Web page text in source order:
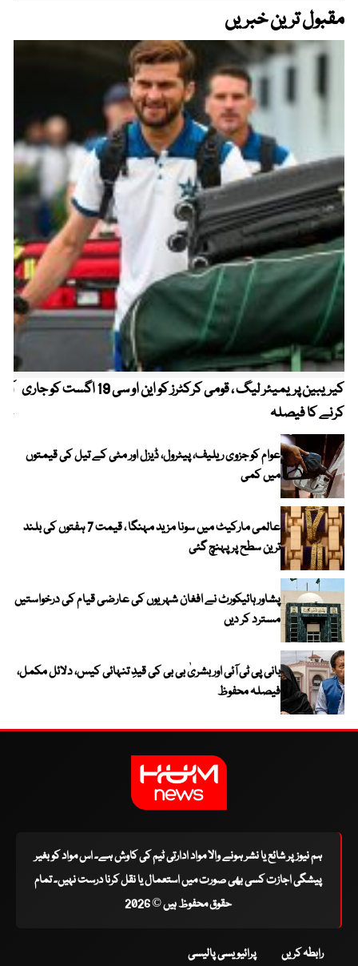
مقبول ترین خبریں
کیریبین پریمیئر لیگ ، قومی کرکٹرز کو این او سی 19 اگست کو جاری
کرنے کا فیصلہ
عوام کو جزوی ریلیف، پیٹرول، ڈیزل اور مٹی کے تیل کی قیمتوں
میں کمی
عالمی مارکیٹ میں سونا مزید مہنگا ، قیمت 7 ہفتوں کی بلند
ترین سطح پر پہنچ گئی
پشاور ہائیکورٹ نے افغان شہریوں کی عارضی قیام کی درخواستیں
مسترد کر دیں
بانی پی ٹی آئی اور بشریٰ بی بی کی قیدِ تنہائی کیس، دلائل مکمل،
فیصلہ محفوظ
ہم نیوز پر شائع یا نشر ہونے والا مواد ادارتی ٹیم کی کاوش ہے۔ اس مواد کو بغیر
پیشگی اجازت کسی بھی صورت میں استعمال یا نقل کرنا درست نہیں۔ تمام
حقوق محفوظ ہیں © 2026
رابطہ کریں پرائیویسی پالیسی